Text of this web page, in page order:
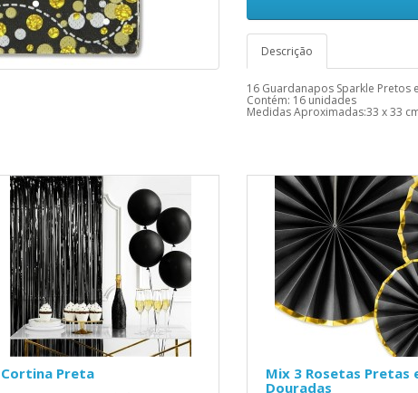
Descrição
16 Guardanapos Sparkle Pretos
Contém: 16 unidades
Medidas Aproximadas:33 x 33
Cortina Preta
Mix 3 Rosetas Pretas
Douradas